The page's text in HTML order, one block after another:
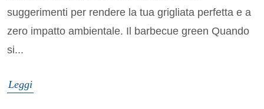
suggerimenti per rendere la tua grigliata perfetta e a
zero impatto ambientale. Il barbecue green Quando
si...
Leggi